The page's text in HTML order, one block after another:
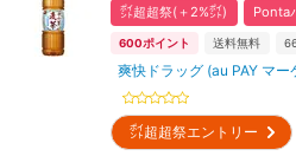
㌽超超祭(＋2%㌽) Ponta
600ポイント 送料無料
爽快ドラッグ (au PAY マー
㌽超超祭エントリー